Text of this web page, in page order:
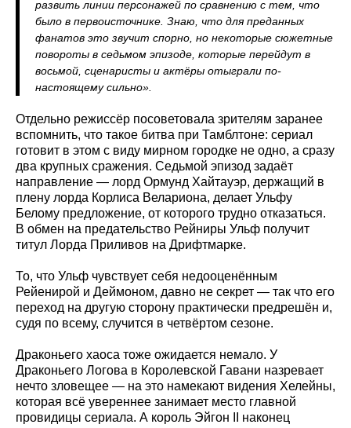
развить линии персонажей по сравнению с тем, что
было в первоисточнике. Знаю, что для преданных
фанатов это звучит спорно, но некоторые сюжетные
повороты в седьмом эпизоде, которые перейдут в
восьмой, сценаристы и актёры отыграли по-
настоящему сильно».
Отдельно режиссёр посоветовала зрителям заранее
вспомнить, что такое битва при Тамблтоне: сериал
готовит в этом с виду мирном городке не одно, а сразу
два крупных сражения. Седьмой эпизод задаёт
направление — лорд Ормунд Хайтауэр, держащий в
плену лорда Корлиса Велариона, делает Ульфу
Белому предложение, от которого трудно отказаться.
В обмен на предательство Рейниры Ульф получит
титул Лорда Приливов на Дрифтмарке.
То, что Ульф чувствует себя недооценённым
Рейенирой и Деймоном, давно не секрет — так что его
переход на другую сторону практически предрешён и,
судя по всему, случится в четвёртом сезоне.
Драконьего хаоса тоже ожидается немало. У
Драконьего Логова в Королевской Гавани назревает
нечто зловещее — на это намекают видения Хелейны,
которая всё увереннее занимает место главной
провидицы сериала. А король Эйгон II наконец